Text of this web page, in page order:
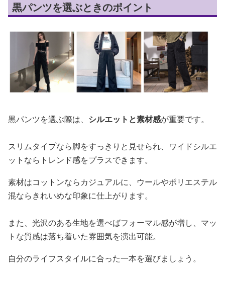
黒パンツを選ぶときのポイント
黒パンツを選ぶ際は、 シルエットと素材感が重要です。
スリムタイプなら脚をすっきりと見せられ、ワイドシルエ
ットならトレンド感をプラスできます。
素材はコットンならカジュアルに、ウールやポリエステル
混ならきれいめな印象に仕上がります。
また、光沢のある生地を選べばフォーマル感が増し、マッ
トな質感は落ち着いた雰囲気を演出可能。
自分のライフスタイルに合った一本を選びましょう。